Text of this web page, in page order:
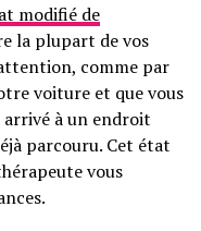
modifié de
la plupart de vos
comme par
voiture et que vous
arrivé à un endroit
parcouru. Cet état
vous